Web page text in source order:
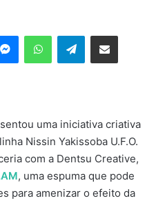
MessengerWhatsAppTelegramCompartilhar via e-mail
uma iniciativa criativa
Nissin Yakissoba U.F.O.
com a Dentsu Creative,
, uma espuma que pode
para amenizar o efeito da